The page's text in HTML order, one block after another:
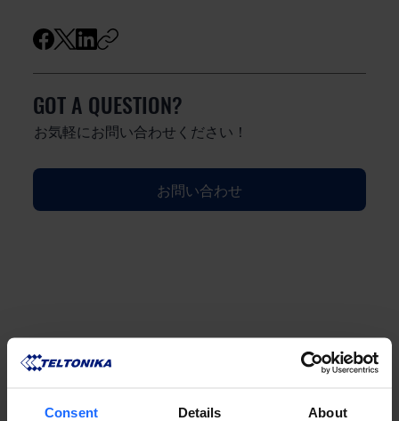
Consent Details About
GOT A QUESTION?
お気軽にお問い合わせください！
お問い合わせ
FAQ